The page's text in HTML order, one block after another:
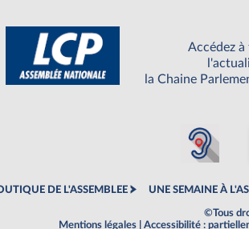
Accédez
la Chaine
DE L'ASSEMBLEE UNE SEMAINE À
©Tous
Mentions légales
Accessibilité :